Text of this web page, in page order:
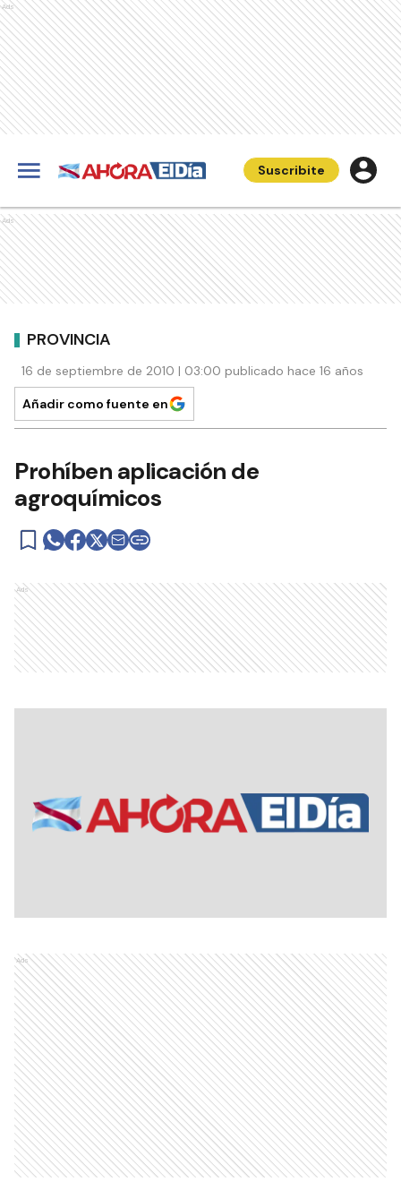
Ads
Suscribite
Ads
PROVINCIA
16 de septiembre de 2010 | 03:00 publicado hace 16 años
Añadir como fuente en
Prohíben aplicación de
agroquímicos
Ads
Ads